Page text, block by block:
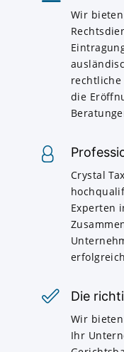
Wir
die
Crystal
Experten
Die
Wir
Ihr